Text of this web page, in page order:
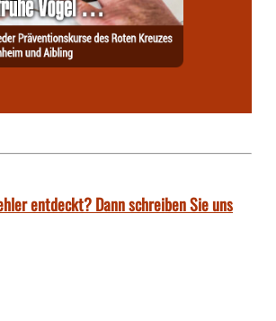
entdeckt? Dann schreiben Sie uns